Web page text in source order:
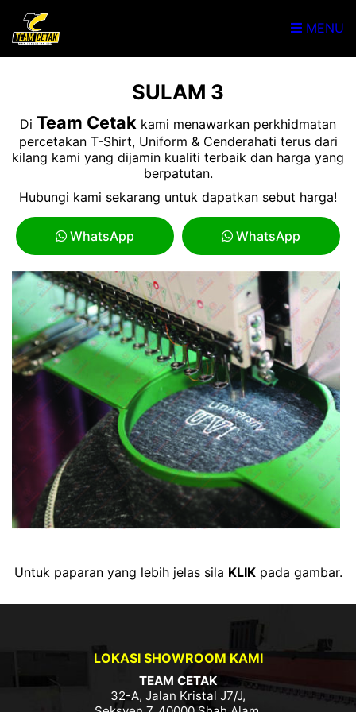
MENU
SULAM 3
Di Team Cetak kami menawarkan perkhidmatan
percetakan T-Shirt, Uniform & Cenderahati terus dari
kilang kami yang dijamin kualiti terbaik dan harga yang
berpatutan.
Hubungi kami sekarang untuk dapatkan sebut harga!
WhatsApp WhatsApp
Untuk paparan yang lebih jelas sila KLIKpada gambar.
LOKASI SHOWROOM KAMI
TEAM CETAK
32-A, Jalan Kristal J7/J,